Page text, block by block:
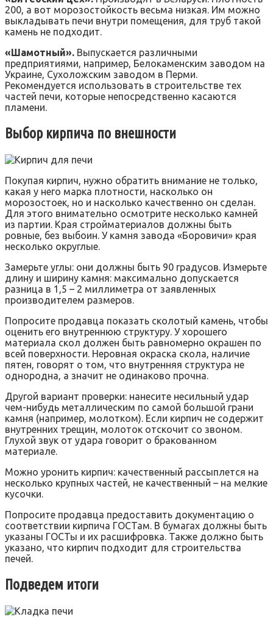
200, а вот морозостойкость весьма низкая. Им можно
выкладывать печи внутри помещения, для труб такой
камень не подходит.
«Шамотный». Выпускается различными
предприятиями, например, Белокаменским заводом на
Украине, Сухоложским заводом в Перми.
Рекомендуется использовать в строительстве тех
частей печи, которые непосредственно касаются
пламени.
Выбор кирпича по внешности
Покупая кирпич, нужно обратить внимание не только,
какая у него марка плотности, насколько он
морозостоек, но и насколько качественно он сделан.
Для этого внимательно осмотрите несколько камней
из партии. Края стройматериалов должны быть
ровные, без выбоин. У камня завода «Боровичи» края
несколько округлые.
Замерьте углы: они должны быть 90 градусов. Измерьте
длину и ширину камня: максимально допускается
разница в 1,5 – 2 миллиметра от заявленных
производителем размеров.
Попросите продавца показать сколотый камень, чтобы
оценить его внутреннюю структуру. У хорошего
материала скол должен быть равномерно окрашен по
всей поверхности. Неровная окраска скола, наличие
пятен, говорят о том, что внутренняя структура не
однородна, а значит не одинаково прочна.
Другой вариант проверки: нанесите несильный удар
чем-нибудь металлическим по самой большой грани
камня (например, молотком). Если кирпич не содержит
внутренних трещин, молоток отскочит со звоном.
Глухой звук от удара говорит о бракованном
материале.
Можно уронить кирпич: качественный рассыплется на
несколько крупных частей, не качественный – на мелкие
кусочки.
Попросите продавца предоставить документацию о
соответствии кирпича ГОСТам. В бумагах должны быть
указаны ГОСТы и их расшифровка. Также должно быть
указано, что кирпич подходит для строительства
печей.
Подведем итоги